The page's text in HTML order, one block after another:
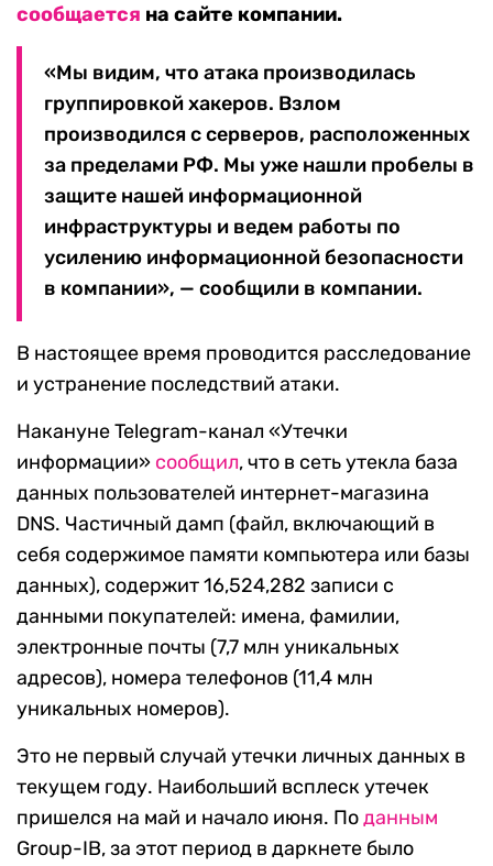
сообщается на сайте компании.
«Мы видим, что атака производилась
группировкой хакеров. Взлом
производился с серверов, расположенных
за пределами РФ. Мы уже нашли пробелы в
защите нашей информационной
инфраструктуры и ведем работы по
усилению информационной безопасности
в компании», — сообщили в компании.
В настоящее время проводится расследование
и устранение последствий атаки.
Накануне Telegram-канал «Утечки
информации» сообщил, что в сеть утекла база
данных пользователей интернет-магазина
DNS. Частичный дамп (файл, включающий в
себя содержимое памяти компьютера или базы
данных), содержит 16,524,282 записи с
данными покупателей: имена, фамилии,
электронные почты (7,7 млн уникальных
адресов), номера телефонов (11,4 млн
уникальных номеров).
Это не первый случай утечки личных данных в
текущем году. Наибольший всплеск утечек
пришелся на май и начало июня. Поданным
Group-IB, за этот период в даркнете было